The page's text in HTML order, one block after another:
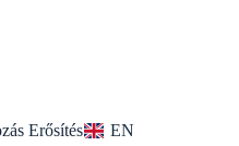
Erősítés EN